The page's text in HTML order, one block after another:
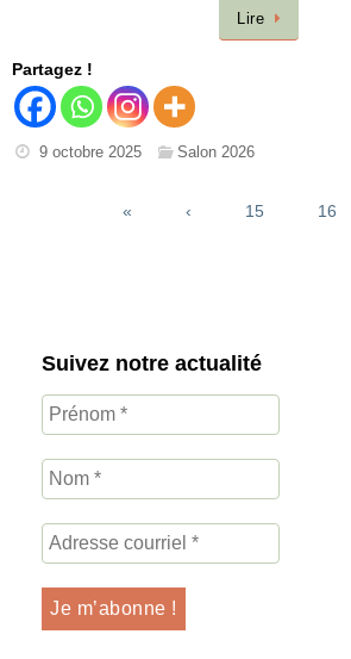
Lire
Partagez !
9 octobre 2025 Salon 2026
« ‹ 15 16
Suivez notre actualité